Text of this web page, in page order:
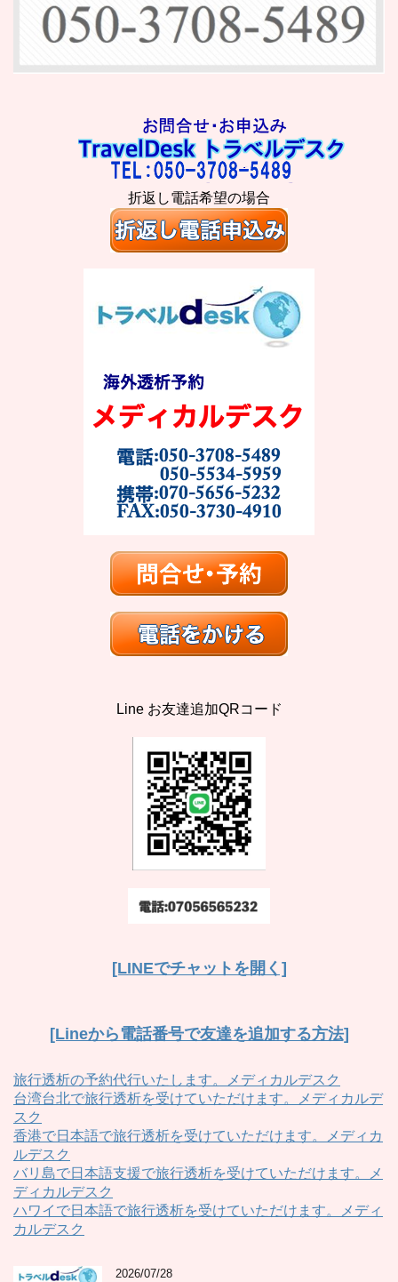
折返し電話希望の場合
Line お友達追加QRコード
[LINEでチャットを開く]
[Lineから電話番号で友達を追加する方法]
旅行透析の予約代行いたします。メディカルデスク
台湾台北で旅行透析を受けていただけます。メディカルデ
スク
香港で日本語で旅行透析を受けていただけます。メディカ
ルデスク
バリ島で日本語支援で旅行透析を受けていただけます。メ
ディカルデスク
ハワイで日本語で旅行透析を受けていただけます。メディ
カルデスク
2026/07/28